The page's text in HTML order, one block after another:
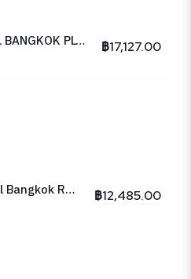
NOVOTEL BANGKOK PLOENCHIT SUKHUMVIT ฿17,127.00
Swissotel Bangkok Ratchada ฿12,485.00